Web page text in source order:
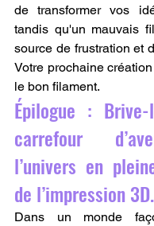
de transformer vos
tandis qu'un mauvais
source de frustration et
Votre prochaine
le bon filament.
Épilogue : Brive-
carrefour
l’univers en
de l’impression 3D.
Dans un monde